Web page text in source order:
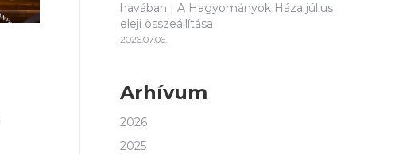
havában | A Hagyományok Háza július
eleji összeállítása
2026.07.06.
Arhívum
2026
2025